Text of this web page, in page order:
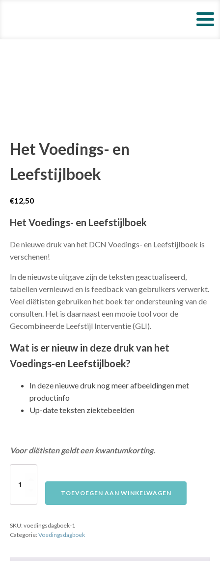
Het Voedings- en
Leefstijlboek
€12,50
Het Voedings- en Leefstijlboek
De nieuwe druk van het DCN Voedings- en Leefstijlboek is
verschenen!
In de nieuwste uitgave zijn de teksten geactualiseerd,
tabellen vernieuwd en is feedback van gebruikers verwerkt.
Veel diëtisten gebruiken het boek ter ondersteuning van de
consulten. Het is daarnaast een mooie tool voor de
Gecombineerde Leefstijl Interventie (GLI).
Wat is er nieuw in deze druk van het
Voedings-en Leefstijlboek?
In deze nieuwe druk nog meer afbeeldingen met
productinfo
Up-date teksten ziektebeelden
Voor diëtisten geldt een kwantumkorting.
Voedings-
en
aantal
TOEVOEGEN AAN WINKELWAGEN
SKU: voedingsdagboek-1
Categorie: Voedingsdagboek